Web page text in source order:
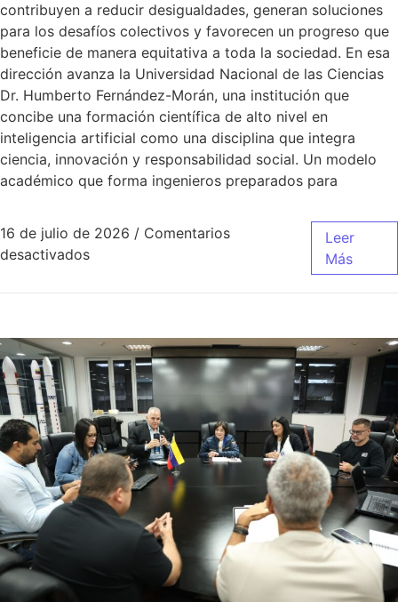
contribuyen a reducir desigualdades, generan soluciones
para los desafíos colectivos y favorecen un progreso que
beneficie de manera equitativa a toda la sociedad. En esa
dirección avanza la Universidad Nacional de las Ciencias
Dr. Humberto Fernández-Morán, una institución que
concibe una formación científica de alto nivel en
inteligencia artificial como una disciplina que integra
ciencia, innovación y responsabilidad social. Un modelo
académico que forma ingenieros preparados para
16 de julio de 2026 / Comentarios
desactivados
Leer
Más